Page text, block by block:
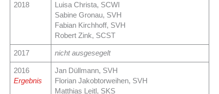
2018
Luisa Christa, SCWI
Sabine Gronau, SVH
Fabian Kirchhoff, SVH
Robert Zink, SCST
2017 nicht ausgesegelt
2016
Ergebnis
Jan Düllmann, SVH
Florian Jakobtorweihen, SVH
Matthias Leitl, SKS